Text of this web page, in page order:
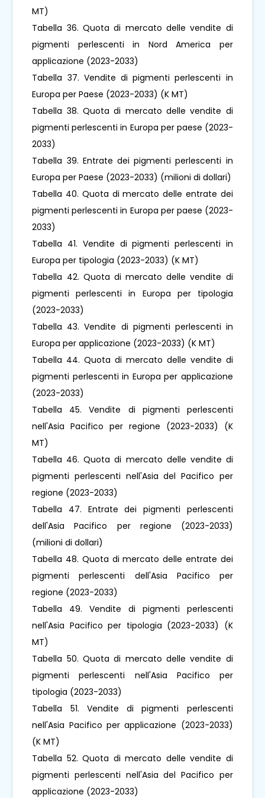
MT)
Tabella 36. Quota di mercato delle vendite di
pigmenti perlescenti in Nord America per
applicazione (2023-2033)
Tabella 37. Vendite di pigmenti perlescenti in
Europa per Paese (2023-2033) (K MT)
Tabella 38. Quota di mercato delle vendite di
pigmenti perlescenti in Europa per paese (2023-
2033)
Tabella 39. Entrate dei pigmenti perlescenti in
Europa per Paese (2023-2033) (milioni di dollari)
Tabella 40. Quota di mercato delle entrate dei
pigmenti perlescenti in Europa per paese (2023-
2033)
Tabella 41. Vendite di pigmenti perlescenti in
Europa per tipologia (2023-2033) (K MT)
Tabella 42. Quota di mercato delle vendite di
pigmenti perlescenti in Europa per tipologia
(2023-2033)
Tabella 43. Vendite di pigmenti perlescenti in
Europa per applicazione (2023-2033) (K MT)
Tabella 44. Quota di mercato delle vendite di
pigmenti perlescenti in Europa per applicazione
(2023-2033)
Tabella 45. Vendite di pigmenti perlescenti
nell'Asia Pacifico per regione (2023-2033) (K
MT)
Tabella 46. Quota di mercato delle vendite di
pigmenti perlescenti nell'Asia del Pacifico per
regione (2023-2033)
Tabella 47. Entrate dei pigmenti perlescenti
dell'Asia Pacifico per regione (2023-2033)
(milioni di dollari)
Tabella 48. Quota di mercato delle entrate dei
pigmenti perlescenti dell'Asia Pacifico per
regione (2023-2033)
Tabella 49. Vendite di pigmenti perlescenti
nell'Asia Pacifico per tipologia (2023-2033) (K
MT)
Tabella 50. Quota di mercato delle vendite di
pigmenti perlescenti nell'Asia Pacifico per
tipologia (2023-2033)
Tabella 51. Vendite di pigmenti perlescenti
nell'Asia Pacifico per applicazione (2023-2033)
(K MT)
Tabella 52. Quota di mercato delle vendite di
pigmenti perlescenti nell'Asia del Pacifico per
applicazione (2023-2033)